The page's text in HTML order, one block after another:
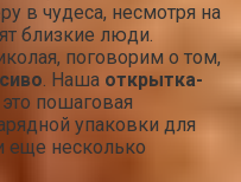
в чудеса, несмотря на
близкие люди.
поговорим о том,
. Наша открытка-
пошаговая
упаковки для
еще несколько